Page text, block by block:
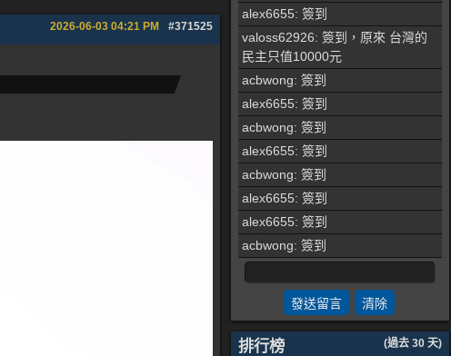
#371525
2026-06-03 04:21 PM
alex6655: 簽到
valoss62926: 簽到，原來 台灣的
民主只值10000元
acbwong: 簽到
alex6655: 簽到
acbwong: 簽到
alex6655: 簽到
acbwong: 簽到
alex6655: 簽到
alex6655: 簽到
acbwong: 簽到
排行榜 (過去 30 天)